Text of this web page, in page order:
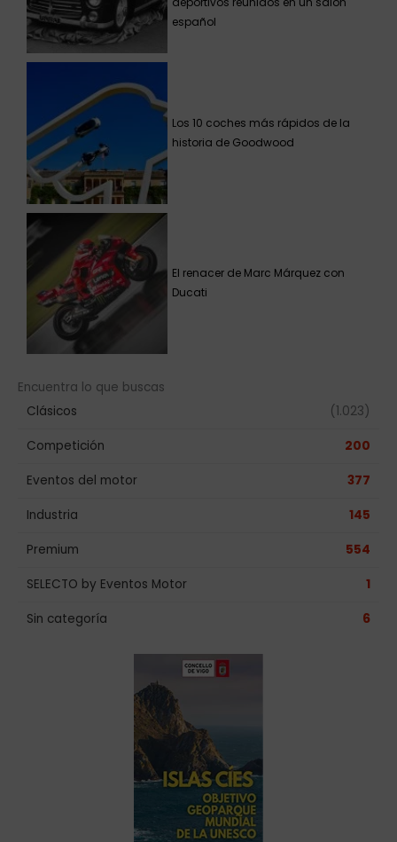
español
Los 10 coches más rápidos de la
historia de Goodwood
El renacer de Marc Márquez con
Ducati
Encuentra lo que buscas
Clásicos
(1.023)
Competición 200
Eventos del motor 377
Industria 145
Premium 554
SELECTO by Eventos Motor 1
Sin categoría 6